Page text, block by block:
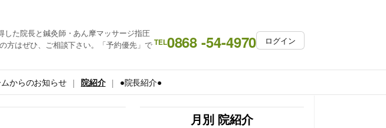
た院長と鍼灸師・あん摩マッサージ指圧
方はぜひ、ご相談下さい。「予約優先」でTEL0868 -54-4970 ログイン
からのお知らせ 院紹介 ●院長紹介●
月別 院紹介